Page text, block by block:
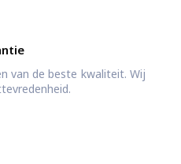
van de beste kwaliteit. Wij